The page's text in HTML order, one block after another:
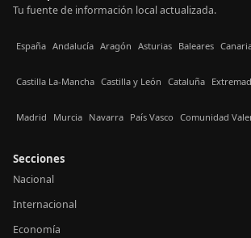
Tu fuente de información local actualizada.
España Andalucía Aragón Asturias Baleares
Castilla La-Mancha Castilla y León Cataluña
Madrid Murcia Navarra País Vasco Comunidad
Secciones
Nacional
Internacional
Economía